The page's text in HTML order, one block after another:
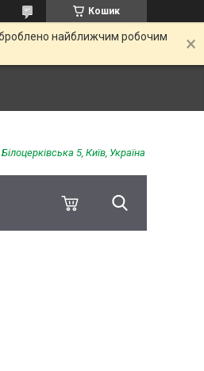
Кошик
найближчим робочим
5, Київ, Україна